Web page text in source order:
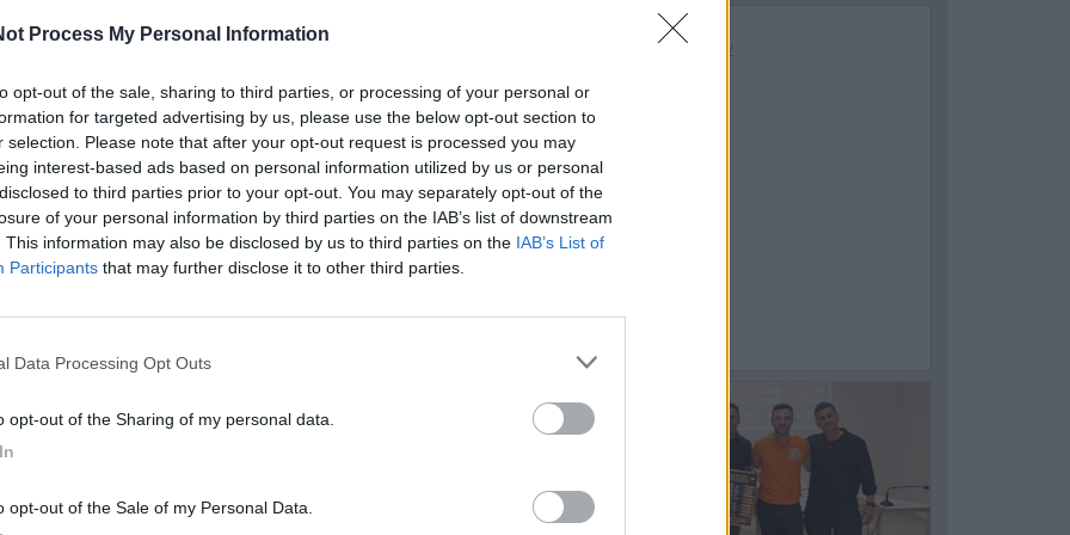
Process My Personal Information
opt-out of the sale, sharing to third parties, or processing of your personal or
for targeted advertising by us, please use the below opt-out section to
selection. Please note that after your opt-out request is processed you may
interest-based ads based on personal information utilized by us or personal
to third parties prior to your opt-out. You may separately opt-out of the
of your personal information by third parties on the IAB’s list of downstream
This information may also be disclosed by us to third parties on the IAB’s List of
Participants that may further disclose it to other third parties.
Data Processing Opt Outs
opt-out of the Sharing of my personal data.
opt-out of the Sale of my Personal Data.
i protagonisti della prima edizione della Scuola di
che coinvolge 40 Comuni della Puglia.
Puglia, con il supporto di From, la Scuola ha come
amministrazioni locali nell’ambito delle politiche
come un importante passo in avanti per
dei giovani.
la Fiera del Levante di Bari. A rappresentare il
con delega alle Politiche Giovanili,
Giovanili,
che proseguirà fino a giugno 2025 e che vedrà
online su tematiche specifiche.